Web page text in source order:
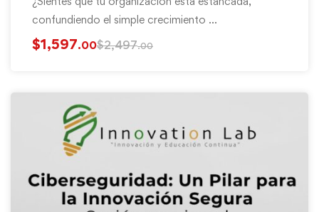
confundiendo el simple crecimiento …
$1,597.00$2,497.00